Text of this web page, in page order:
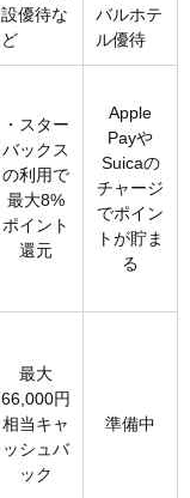
設優待な
ど
バルホテ
ル優待
・スター
バックス
の利用で
最大8%
ポイント
還元
Apple
Payや
Suicaの
チャージ
でポイン
トが貯ま
る
最大
66,000円
相当キャ
ッシュバ
ック
準備中